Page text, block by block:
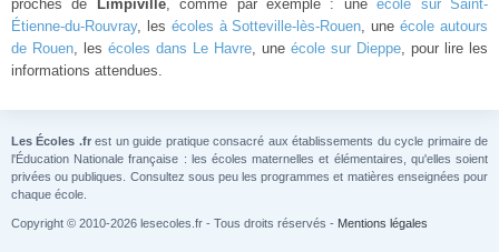
proches de
Limpiville, comme par exemple : uneécole sur Saint-
Étienne-du-Rouvray, les écoles à Sotteville-lès-Rouen, uneécole autours
de Rouen, les écoles dans Le Havre, une école sur Dieppe, pour lire les
informations attendues.
Les Écoles .frest un guide pratique consacré aux établissements du cycle primaire de
l'Éducation Nationale française : les écoles maternelles et élémentaires, qu'elles soient
privées ou publiques. Consultez sous peu les programmes et matières enseignées pour
chaque école.
Copyright © 2010-2026 lesecoles.fr - Tous droits réservés - Mentions légales